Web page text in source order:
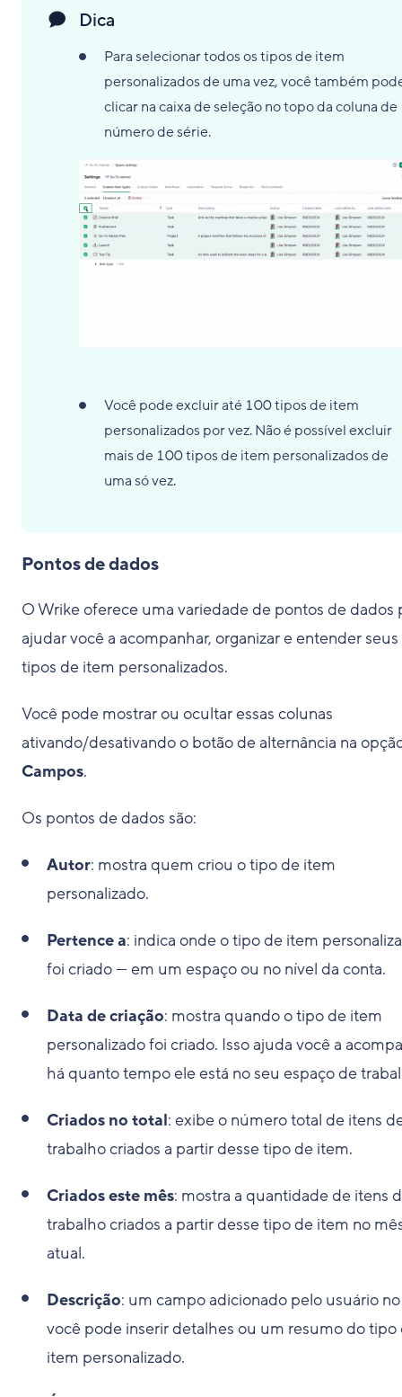
Dica
Para selecionar todos os tipos de item
personalizados de uma vez, você também
clicar na caixa de seleção no topo da coluna de
número de série.
Você pode excluir até 100 tipos de item
personalizados por vez. Não é possível excluir
mais de 100 tipos de item personalizados de
uma só vez.
Pontos de dados
O Wrike oferece uma variedade de pontos de dados
ajudar você a acompanhar, organizar e entender seus
tipos de item personalizados.
Você pode mostrar ou ocultar essas colunas
ativando/desativando o botão de alternância na
Campos.
Os pontos de dados são:
Autor: mostra quem criou o tipo de item
personalizado.
Pertence a: indica onde o tipo de item
foi criado — em um espaço ou no nível da conta.
Data de criação: mostra quando o tipo de item
personalizado foi criado. Isso ajuda você a
há quanto tempo ele está no seu espaço de
Criados no total: exibe o número total de itens
trabalho criados a partir desse tipo de item.
Criados este mês: mostra a quantidade de itens
trabalho criados a partir desse tipo de item no
atual.
Descrição: um campo adicionado pelo usuário
você pode inserir detalhes ou um resumo do tipo
item personalizado.